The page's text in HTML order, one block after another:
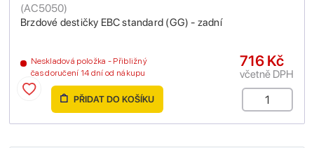
Brzdové destičky EBC standard (GG) - zadní
(AC5050)
Neskladová položka - Přibližný
čas doručení 14 dní od nákupu
716 Kč
včetně DPH
PŘIDAT DO KOŠÍKU